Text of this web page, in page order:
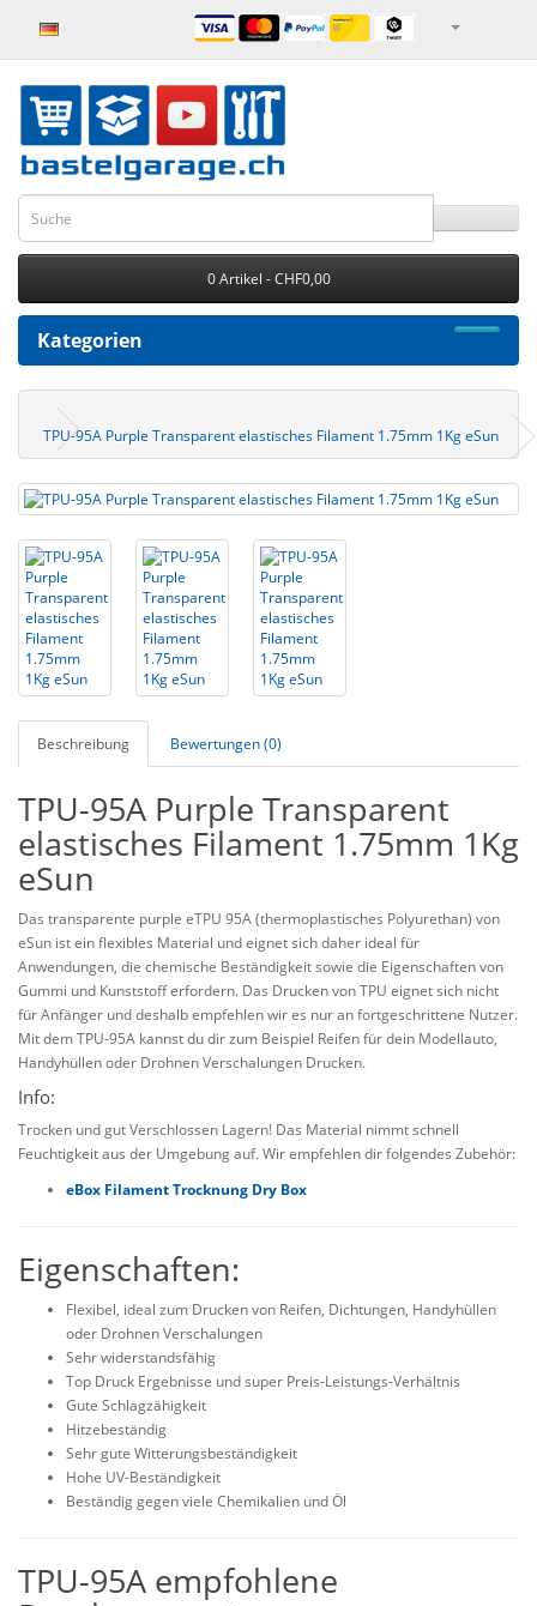
0 Artikel - CHF0,00
Kategorien
TPU-95A Purple Transparent elastisches Filament 1.75mm 1Kg eSun
Beschreibung Bewertungen (0)
TPU-95A Purple Transparent
elastisches Filament 1.75mm 1Kg
eSun
Das transparente purple eTPU 95A (thermoplastisches Polyurethan) von
eSun ist ein flexibles Material und eignet sich daher ideal für
Anwendungen, die chemische Beständigkeit sowie die Eigenschaften von
Gummi und Kunststoff erfordern. Das Drucken von TPU eignet sich nicht
für Anfänger und deshalb empfehlen wir es nur an fortgeschrittene Nutzer.
Mit dem TPU-95A kannst du dir zum Beispiel Reifen für dein Modellauto,
Handyhüllen oder Drohnen Verschalungen Drucken.
Info:
Trocken und gut Verschlossen Lagern! Das Material nimmt schnell
Feuchtigkeit aus der Umgebung auf. Wir empfehlen dir folgendes Zubehör:
eBox Filament Trocknung Dry Box
Eigenschaften:
Flexibel, ideal zum Drucken von Reifen, Dichtungen, Handyhüllen
oder Drohnen Verschalungen
Sehr widerstandsfähig
Top Druck Ergebnisse und super Preis-Leistungs-Verhältnis
Gute Schlagzähigkeit
Hitzebeständig
Sehr gute Witterungsbeständigkeit
Hohe UV-Beständigkeit
Beständig gegen viele Chemikalien und Öl
TPU-95A empfohlene